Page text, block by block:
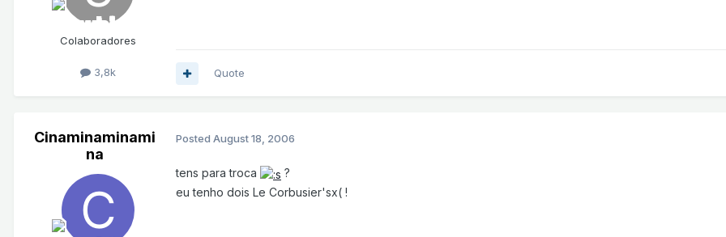
Colaboradores
3,8k Quote
Cinaminaminami
na
Posted August 18, 2006
tens para troca
?
eu tenho dois Le Corbusier'sx( !